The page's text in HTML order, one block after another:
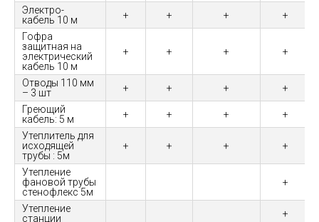
Электро-
кабель 10 м
+ + +
+
Гофра
защитная на
электрический
кабель 10 м
+ + + +
Отводы 110 мм
– 3 шт
+ + +
+
Греющий
кабель: 5 м
+ + +
+
Утеплитель для
исходящей
трубы : 5м
+ + + +
Утепление
фановой трубы
стенофлекс 5м
+
Утепление
станции
+